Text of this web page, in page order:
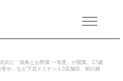
MENU
沢に「焼鳥とお野菜 一等星」が開業。27歳
や」など下北ドミナント3店舗目、初の路